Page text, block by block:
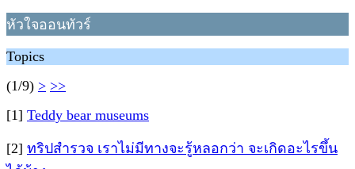
หัวใจออนทัวร์
Topics
(1/9) > >>
[1] Teddy bear museums
[2] ทริปสำรวจ เราไม่มีทางจะรู้หลอกว่า จะเกิดอะไรขึ้น